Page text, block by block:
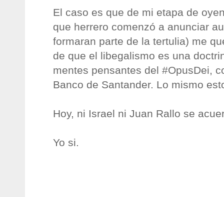
El caso es que de mi etapa de
que herrero comenzó a anunciar
formaran parte de la tertulia) me
de que el libegalismo es una
mentes pensantes del #OpusDei,
Banco de Santander. Lo mismo
Hoy, ni Israel ni Juan Rallo se
Yo si.